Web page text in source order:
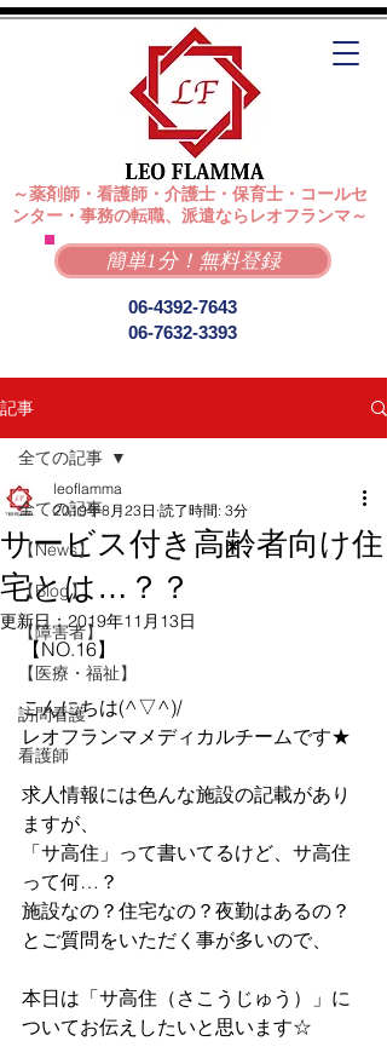
簡単1分！無料登録
06-7632-3393
06-4392-7643
～薬剤師・看護師・介護士・保育士・コールセ
ンター・事務の転職、派遣ならレオフランマ～
記事
全ての記事
【News】
【Blog】
【障害者】
【医療・福祉】
訪問看護
看護師
全ての記事
サービス付き高齢者向け住
宅とは…？？
leoflamma
2019年8月23日 読了時間: 3分
更新日：2019年11月13日
【NO.16】
こんにちは(^▽^)/
レオフランマメディカルチームです★
求人情報には色んな施設の記載があり
ますが、
「サ高住」って書いてるけど、サ高住
って何…？
施設なの？住宅なの？夜勤はあるの？
とご質問をいただく事が多いので、
本日は「サ高住（さこうじゅう）」に
ついてお伝えしたいと思います☆